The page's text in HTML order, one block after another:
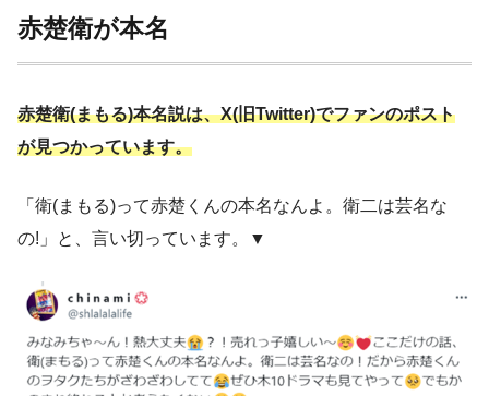
赤楚衛が本名
赤楚衛(まもる)本名説は、X(旧Twitter)でファンのポスト
が見つかっています。
「衛(まもる)って赤楚くんの本名なんよ。衛二は芸名な
の!」と、言い切っています。▼